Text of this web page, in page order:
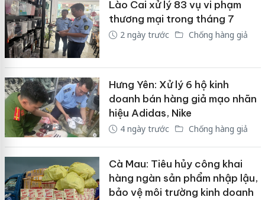
Lào Cai xử lý 83 vụ vi phạm
thương mại trong tháng 7
2 ngày trước Chống hàng giả
Hưng Yên: Xử lý 6 hộ kinh
doanh bán hàng giả mạo nhãn
hiệu Adidas, Nike
4 ngày trước Chống hàng giả
Cà Mau: Tiêu hủy công khai
hàng ngàn sản phẩm nhập lậu,
bảo vệ môi trường kinh doanh